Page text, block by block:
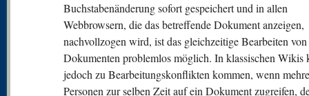
Buchstabenänderung sofort gespeichert und in allen
Webbrowsern, die das betreffende Dokument anzeigen,
nachvollzogen wird, ist das gleichzeitige Bearbeiten von
Dokumenten problemlos möglich. In klassischen Wikis
jedoch zu Bearbeitungskonflikten kommen, wenn
Personen zur selben Zeit auf ein Dokument zugreifen,